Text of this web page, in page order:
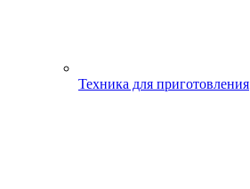
Техника для приготовления